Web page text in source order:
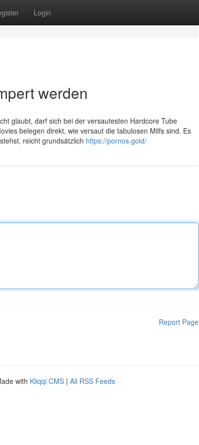
Login
werden
glaubt, darf sich bei der versautesten Hardcore Tube
belegen direkt, wie versaut die tabulosen Milfs sind. Es
reicht grundsätzlich https://pornos.gold/
Report Page
with Kliqqi CMS | All RSS Feeds